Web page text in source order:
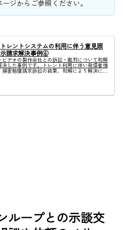
ジからご参照ください。
レントシステムの利用に伴う意見照
請求解決事例⑥
ビデオの製作会社との訴訟・裁判について和解
決した事例です。トレント利用に伴い発信者情
損害賠償請求訴訟の結果、和解により解決に至
。
ループとの示談交